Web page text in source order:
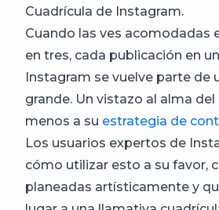
Cuadrícula de Instagram.
Cuando las ves acomodadas
en tres, cada publicación en
Instagram se vuelve parte de
grande. Un vistazo al alma
menos a su estrategia de
Los usuarios expertos de
cómo utilizar esto a su favor,
planeadas artísticamente y